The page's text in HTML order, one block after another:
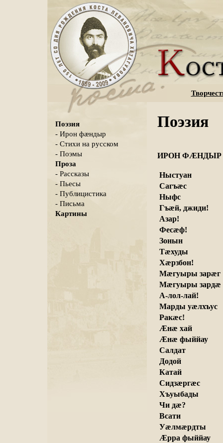
Поэзия
- Ирон фæндыр
- Стихи на русском
- Поэмы
Проза
- Рассказы
- Пьесы
- Публицистика
- Письма
Картины
Поэзия
ИРОН ФÆНДЫР
Ныстуан
Сагъæс
Ныфс
Гъæй, джиди!
Азар!
Фесæф!
Зонын
Тæхуды
Хæрзбон!
Мæгуыры зарæг
Мæгуыры зардæ
А-лол-лай!
Марды уæлхъус
Ракæс!
Æнæ хай
Æнæ фыййау
Салдат
Додой
Катай
Сидзæргæс
Хъуыбады
Чи дæ?
Всати
Уæлмæрдты
Æрра фыййау